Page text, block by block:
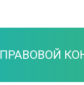
ПРАВОВОЙ